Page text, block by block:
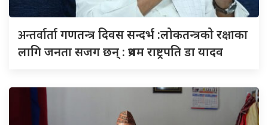
अन्तर्वार्तागणतन्त्र दिवस सन्दर्भ :लोकतन्त्रको रक्षाका
लागि जनता सजग छन् : प्रथम राष्ट्रपति डा यादव